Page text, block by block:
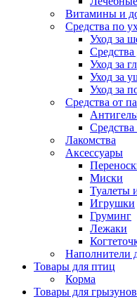
Витамины и
Средства по
Уход за
Уход за
Уход за
Уход за
Средства от
Лакомства
Аксессуары
Миски
Туалеты
Игрушки
Груминг
Лежаки
Наполнители
Товары для птиц
Корма
Товары для грызунов